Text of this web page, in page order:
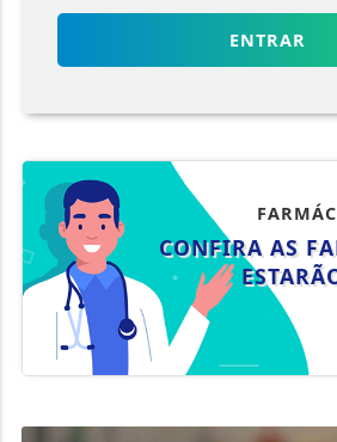
ENTRAR
CONFIRA AS